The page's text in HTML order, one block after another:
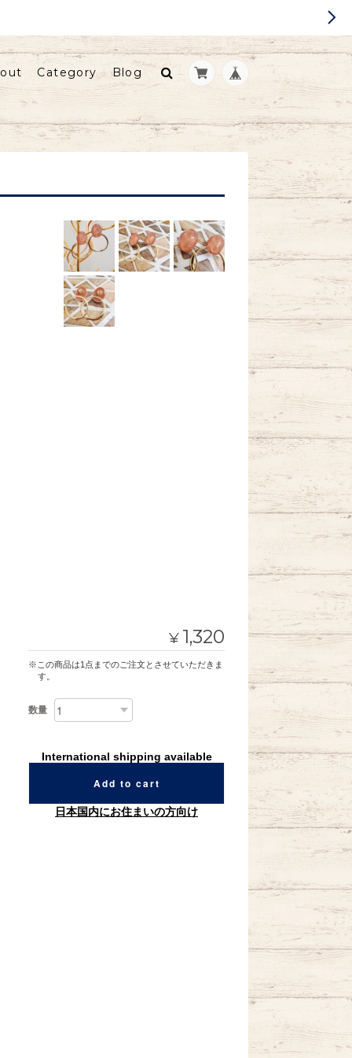
Category Blog
¥ 1,320
※この商品は1点までのご注文とさせていただきま
す。
数量
International shipping available
Add to cart
日本国内にお住まいの方向け